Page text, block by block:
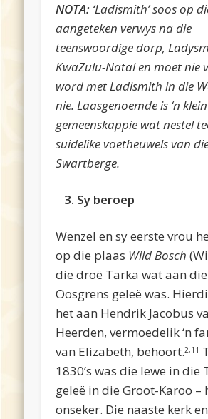
NOTA: ‘Ladismith’ soos op
aangeteken verwys na die
teenswoordige dorp,
KwaZulu-Natal en moet nie
word met Ladismith in die
nie. Laasgenoemde is ‘n klein
gemeenskappie wat nestel
suidelike voetheuwels van
Swartberge.
3. Sy beroep
Wenzel en sy eerste vrou
op die plaas Wild Bosch
die droë Tarka wat aan die
Oosgrens geleë was.
het aan Hendrik Jacobus
Heerden, vermoedelik ‘n
van Elizabeth, behoort.2,11
1830’s was die lewe in die
geleë in die Groot-Karoo –
onseker. Die naaste kerk en